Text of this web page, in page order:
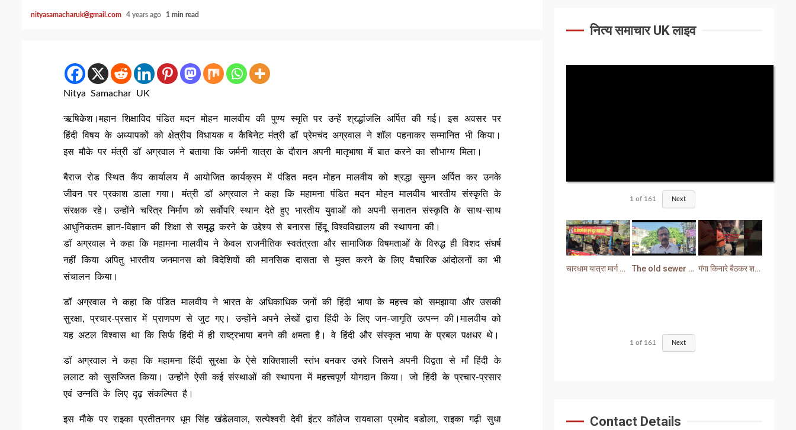
nityasamacharuk@gmail.com 4 years ago 1 min read
Nitya Samachar UK
ऋषिकेश।महान शिक्षाविद पंडित मदन मोहन मालवीय की पुण्य स्मृति पर उन्हें श्रद्धांजलि अर्पित की गई। इस अवसर पर
हिंदी विषय के अध्यापकों को क्षेत्रीय विधायक व कैबिनेट मंत्री डॉ प्रेमचंद अग्रवाल ने शॉल पहनाकर सम्मानित भी किया।
इस मौके पर मंत्री डॉ अग्रवाल ने बताया कि जर्मनी यात्रा के दौरान अपनी मातृभाषा में बात करने का सौभाग्य मिला।
बैराज रोड स्थित कैंप कार्यालय में आयोजित कार्यक्रम में पंडित मदन मोहन मालवीय को श्रद्धा सुमन अर्पित कर उनके
जीवन पर प्रकाश डाला गया। मंत्री डॉ अग्रवाल ने कहा कि महामना पंडित मदन मोहन मालवीय भारतीय संस्कृति के
संरक्षक रहे। उन्होंने चरित्र निर्माण को सर्वोपरि स्थान देते हुए भारतीय युवाओं को अपनी सनातन संस्कृति के साथ-साथ
आधुनिकतम ज्ञान-विज्ञान की शिक्षा से समृद्ध करने के उद्देश्य से बनारस हिंदू विश्वविद्यालय की स्थापना की।
डॉ अग्रवाल ने कहा कि महामना मालवीय ने केवल राजनीतिक स्वतंत्रता और सामाजिक विषमताओं के विरुद्ध ही विशद संघर्ष
नहीं किया अपितु भारतीय जनमानस को विदेशियों की मानसिक दासता से मुक्त करने के लिए वैचारिक आंदोलनों का भी
संचालन किया।
डॉ अग्रवाल ने कहा कि पंडित मालवीय ने भारत के अधिकाधिक जनों की हिंदी भाषा के महत्त्व को समझाया और उसकी
सुरक्षा, प्रचार-प्रसार में प्राणपण से जुट गए। उन्होंने अपने लेखों द्वारा हिंदी के लिए जन-जागृति उत्पन्न की।मालवीय को
यह अटल विश्वास था कि सिर्फ हिंदी में ही राष्ट्रभाषा बनने की क्षमता है। वे हिंदी और संस्कृत भाषा के प्रबल पक्षधर थे।
डॉ अग्रवाल ने कहा कि महामना हिंदी सुरक्षा के ऐसे शक्तिशाली स्तंभ बनकर उभरे जिसने अपनी विद्वता से माँ हिंदी के
ललाट को सुसज्जित किया। उन्होंने ऐसी कई संस्थाओं की स्थापना में महत्त्वपूर्ण योगदान किया। जो हिंदी के प्रचार-प्रसार
एवं उन्नति के लिए दृढ़ संकल्पित है।
इस मौके पर राइका प्रतीतनगर धूम सिंह खंडेलवाल, सत्येश्वरी देवी इंटर कॉलेज रायवाला प्रमोद बडोला, राइका गढ़ी सुधा
नित्य समाचार UK लाइव
1 of 161 Next
चारधाम यात्रा मार्ग से प्रशासन ने हटाया अतिक्रमण The old sewer line has become a problem for the people. Sewer water is entering people's houses. गंगा किनारे बैठकर शराब पीना युवक को पड़ा भारी लोगों ने सिखा दी मर्यादा
1 of 161 Next
Contact Details